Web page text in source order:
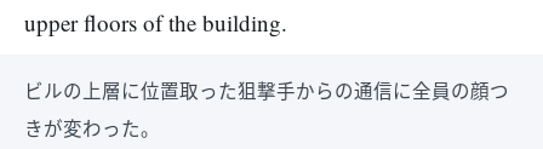
upper floors of the building.
ビルの上層に位置取った狙撃手からの通信に全員の顔つ
きが変わった。